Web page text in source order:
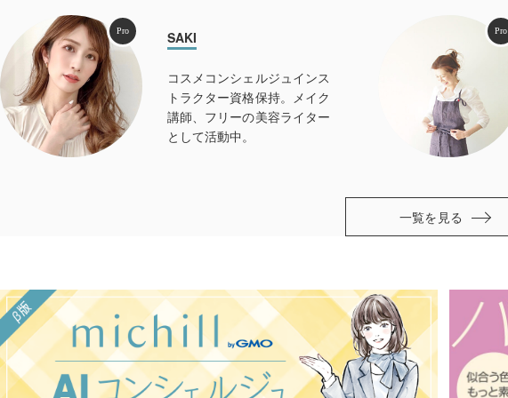
Pro SAKI
コスメコンシェルジュインス
トラクター資格保持。メイク
講師、フリーの美容ライター
として活動中。
Pro
一覧を見る